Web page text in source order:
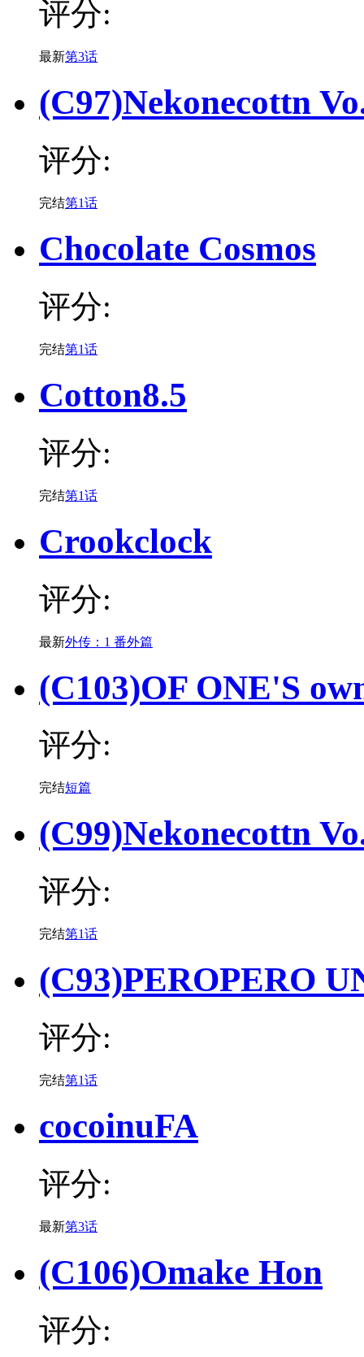
评分:
最新第3话
(C97)Nekonecottn
评分:
完结第1话
Chocolate Cosmos
评分:
完结第1话
Cotton8.5
评分:
完结第1话
Crookclock
评分:
最新外传：1 番外篇
(C103)OF ONE'S
评分:
完结短篇
(C99)Nekonecottn
评分:
完结第1话
(C93)PEROPERO
评分:
完结第1话
cocoinuFA
评分:
最新第3话
(C106)Omake Hon
评分: